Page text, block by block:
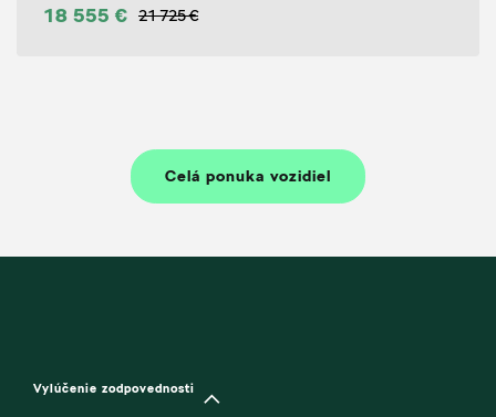
18 555 € 21 725 €
Celá ponuka vozidiel
Vylúčenie zodpovednosti